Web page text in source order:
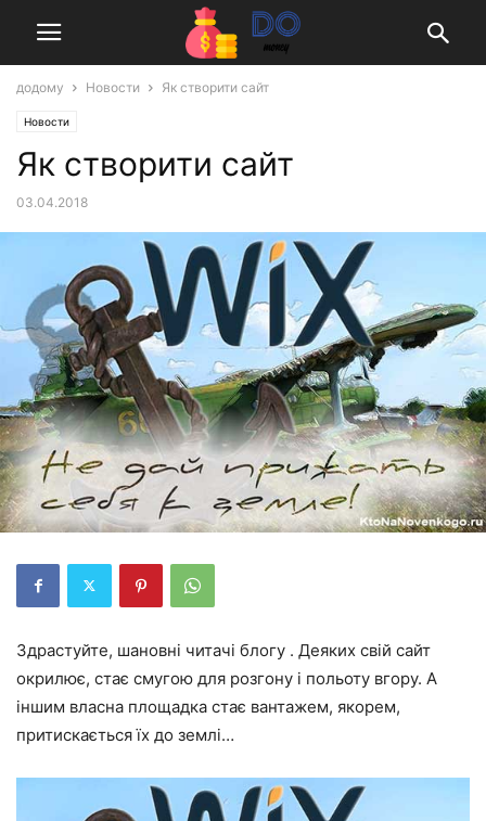
додому Новости Як створити сайт
Новости
Як створити сайт
03.04.2018
Здрастуйте, шановні читачі блогу . Деяких свій сайт
окрилює, стає смугою для розгону і польоту вгору. А
іншим власна площадка стає вантажем, якорем,
притискається їх до землі…